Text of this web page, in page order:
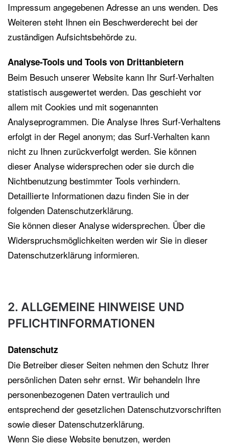
Impressum angegebenen Adresse an uns wenden. Des
Weiteren steht Ihnen ein Beschwerderecht bei der
zuständigen Aufsichtsbehörde zu.
Analyse-Tools und Tools von Drittanbietern
Beim Besuch unserer Website kann Ihr Surf-Verhalten
statistisch ausgewertet werden. Das geschieht vor
allem mit Cookies und mit sogenannten
Analyseprogrammen. Die Analyse Ihres Surf-Verhaltens
erfolgt in der Regel anonym; das Surf-Verhalten kann
nicht zu Ihnen zurückverfolgt werden. Sie können
dieser Analyse widersprechen oder sie durch die
Nichtbenutzung bestimmter Tools verhindern.
Detaillierte Informationen dazu finden Sie in der
folgenden Datenschutzerklärung.
Sie können dieser Analyse widersprechen. Über die
Widerspruchsmöglichkeiten werden wir Sie in dieser
Datenschutzerklärung informieren.
2. ALLGEMEINE HINWEISE UND
PFLICHTINFORMATIONEN
Datenschutz
Die Betreiber dieser Seiten nehmen den Schutz Ihrer
persönlichen Daten sehr ernst. Wir behandeln Ihre
personenbezogenen Daten vertraulich und
entsprechend der gesetzlichen Datenschutzvorschriften
sowie dieser Datenschutzerklärung.
Wenn Sie diese Website benutzen, werden